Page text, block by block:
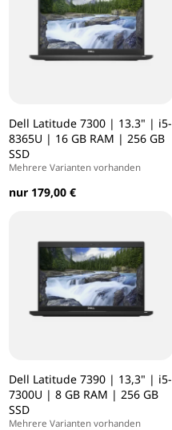
Dell Latitude 7300 | 13.3" | i5-
8365U | 16 GB RAM | 256 GB
SSD
Mehrere Varianten vorhanden
nur 179,00 €
Dell Latitude 7390 | 13,3" | i5-
7300U | 8 GB RAM | 256 GB
SSD
Mehrere Varianten vorhanden